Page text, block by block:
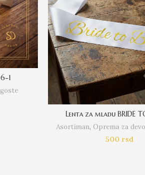
1
Lenta za mladu BRIDE
Asortiman, Oprema za
500 rsd